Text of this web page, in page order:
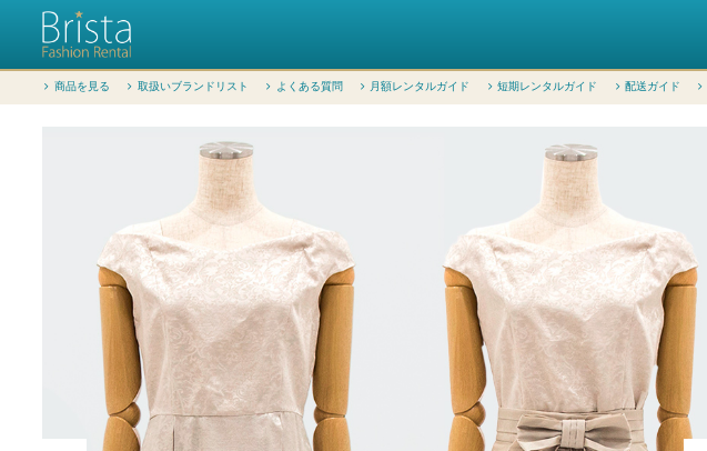
商品を見る 取扱いブランドリスト よくある質問 月額レンタルガイド 短期レンタルガイド 配送ガイド